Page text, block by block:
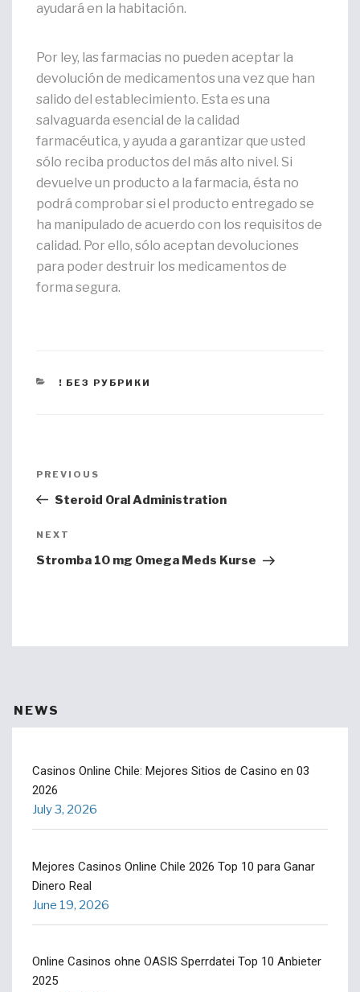
ayudará en la habitación.
Por ley, las farmacias no pueden aceptar la
devolución de medicamentos una vez que han
salido del establecimiento. Esta es una
salvaguarda esencial de la calidad
farmacéutica, y ayuda a garantizar que usted
sólo reciba productos del más alto nivel. Si
devuelve un producto a la farmacia, ésta no
podrá comprobar si el producto entregado se
ha manipulado de acuerdo con los requisitos de
calidad. Por ello, sólo aceptan devoluciones
para poder destruir los medicamentos de
forma segura.
CATEGORIES
! БЕЗ РУБРИКИ
Previous
Post
PREVIOUS
Steroid Oral Administration
Next
Post
NEXT
Stromba 10 mg Omega Meds Kurse
NEWS
Casinos Online Chile: Mejores Sitios de Casino en 03
2026
July 3, 2026
Mejores Casinos Online Chile 2026 Top 10 para Ganar
Dinero Real
June 19, 2026
Online Casinos ohne OASIS Sperrdatei Top 10 Anbieter
2025